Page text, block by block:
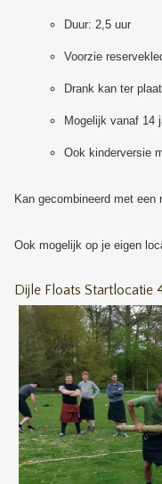
Duur: 2,5 uur
Voorzie
Drank kan ter
Mogelijk vanaf 14
Ook kinderversie
Kan gecombineerd met
Ook mogelijk op je eigen
Dijle Floats Startlocatie